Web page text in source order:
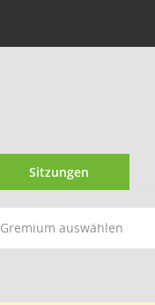
Sitzungen
Gremium auswählen